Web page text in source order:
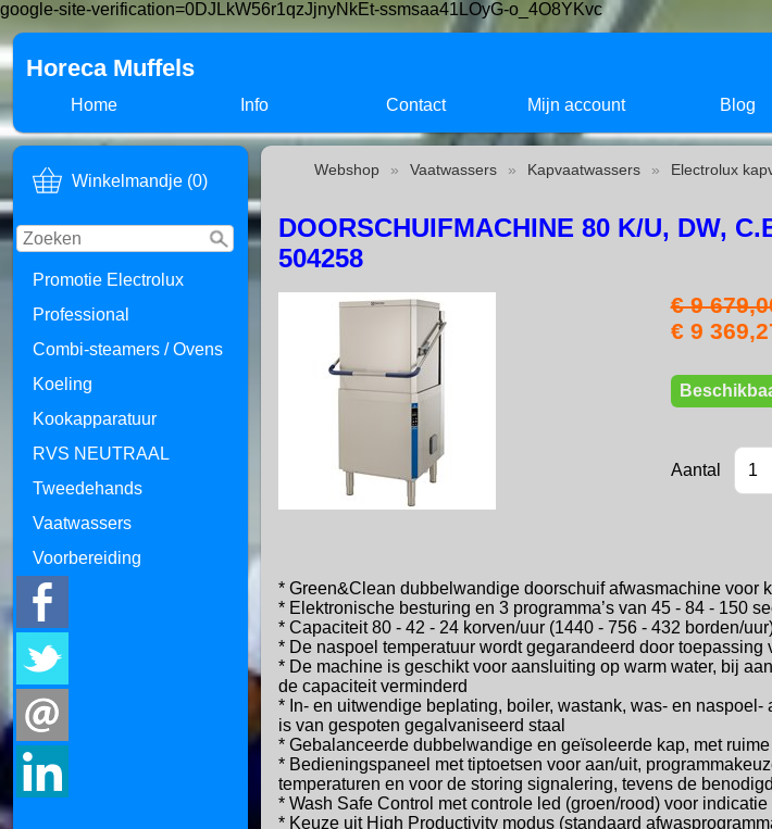
google-site-verification=0DJLkW56r1qzJjnyNkEt-ssmsaa41LOyG-o_4O8YKvc
Horeca Muffels
Home Info Contact Mijn account Blog
Winkelmandje (0)
Promotie Electrolux
Professional
Combi-steamers / Ovens
Koeling
Kookapparatuur
RVS NEUTRAAL
Tweedehands
Vaatwassers
Voorbereiding
Webshop » Vaatwassers » Kapvaatwassers » Electrolux
DOORSCHUIFMACHINE 80 K/U, DW,
504258
€ 9
€ 9
Aantal
* Green&Clean dubbelwandige doorschuif afwasmachine voor
* Elektronische besturing en 3 programma’s van 45 - 84 - 150
* Capaciteit 80 - 42 - 24 korven/uur (1440 - 756 - 432 borden/
* De naspoel temperatuur wordt gegarandeerd door toepassing
* De machine is geschikt voor aansluiting op warm water, bij
de capaciteit verminderd
* In- en uitwendige beplating, boiler, wastank, was- en naspoel-
is van gespoten gegalvaniseerd staal
* Gebalanceerde dubbelwandige en geïsoleerde kap, met ruime
* Bedieningspaneel met tiptoetsen voor aan/uit,
temperaturen en voor de storing signalering, tevens de
* Wash Safe Control met controle led (groen/rood) voor indicatie
* Keuze uit High Productivity modus (standaard